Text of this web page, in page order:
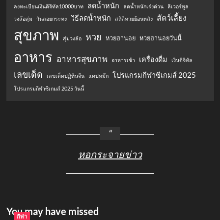
ลงทะเบียนเงินดิจิทัล10000บาท ลดน้ำหนัก ลดน้ำหนักเร่งด่วน
ลิเวอร์พูล
วงล้อสุ่ม
วันลอยกระทง วิธีลดน้ำหนัก สถิติหวยย้อนหลัง สัตว์เลี้ยง
สุขภาพ สุ่มวงล้อ หวย หวยฮานอย หวยฮานอยวันนี้
อาหาร อาหารสุขภาพ อาหารเช้า เครื่องดื่ม เงินดิจิทัล
เลขเด็ด เลขเด็ดปฏิทินจีน แคปหมึก โปรแกรมกีฬาซีเกมส์ 2025
โปรแกรมกีฬาซีเกมส์ 2025 วันนี้
หอกระจายข่าว
You may have missed
กีฬา